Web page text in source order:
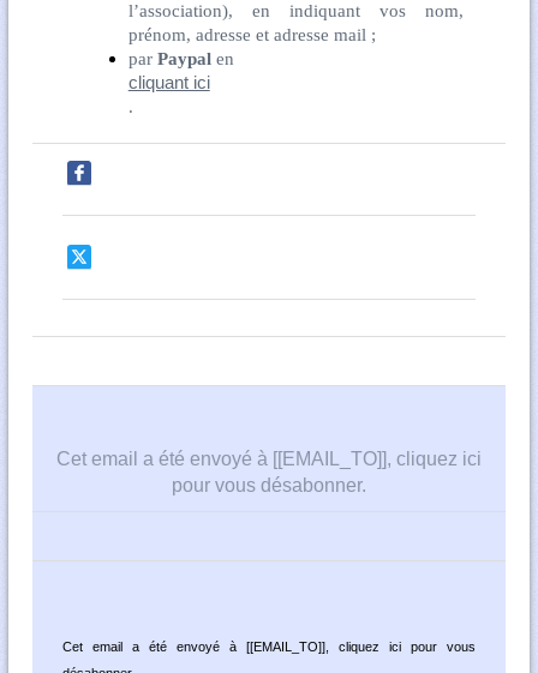
l’association), en indiquant vos nom,
prénom, adresse et adresse mail ;
par Paypal en
cliquant ici
.
Cet email a été envoyé à [[EMAIL_TO]], cliquez ici
pour vous désabonner.
Cet email a été envoyé à [[EMAIL_TO]], cliquez ici pour vous